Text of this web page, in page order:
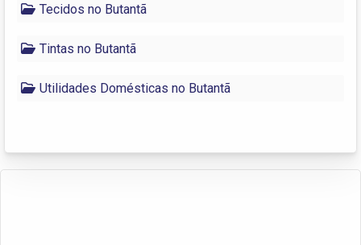
Tecidos no Butantã
Tintas no Butantã
Utilidades Domésticas no Butantã